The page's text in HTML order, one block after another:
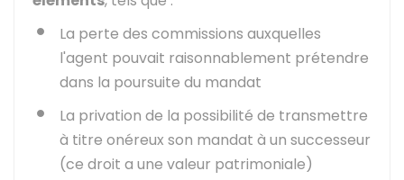
La perte des commissions auxquelles
l'agent pouvait raisonnablement prétendre
dans la poursuite du mandat
La privation de la possibilité de transmettre
à titre onéreux son mandat à un successeur
(ce droit a une valeur patrimoniale)